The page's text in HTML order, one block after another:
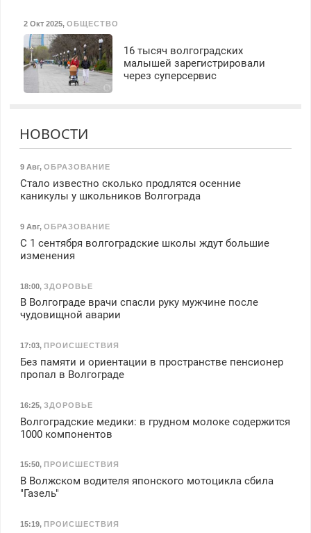
2 Окт 2025, ОБЩЕСТВО
16 тысяч волгоградских
малышей зарегистрировали
через суперсервис
НОВОСТИ
9 Авг, ОБРАЗОВАНИЕ
Стало известно сколько продлятся осенние
каникулы у школьников Волгограда
9 Авг, ОБРАЗОВАНИЕ
С 1 сентября волгоградские школы ждут большие
изменения
18:00, ЗДОРОВЬЕ
В Волгограде врачи спасли руку мужчине после
чудовищной аварии
17:03, ПРОИСШЕСТВИЯ
Без памяти и ориентации в пространстве пенсионер
пропал в Волгограде
16:25, ЗДОРОВЬЕ
Волгоградские медики: в грудном молоке содержится
1000 компонентов
15:50, ПРОИСШЕСТВИЯ
В Волжском водителя японского мотоцикла сбила
"Газель"
15:19, ПРОИСШЕСТВИЯ